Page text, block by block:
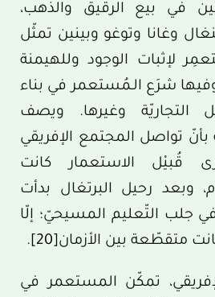
في بيع الرقيق والذّهب،
وغانا وتوغو وبينين تمثّل
لإثبات الوجود وللهيمنة
وفيها شرَع الـمُستعمر في بناء
التجاريّة وغيرها. ويصف
بأنّ تواصل المجتمع الإفريقي
قُبيْل الاستعمار كانت
وبعد رحيل البرتغال بدأت
جلب التّعليم المسيحيّ؛ إلّا
متقطّعة بين الأزمان[20]
.
تمكّن المستعمر في